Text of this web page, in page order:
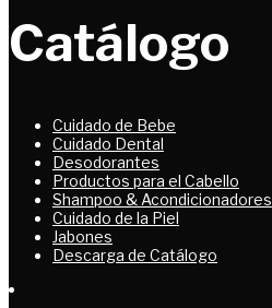
Catálogo
Cuidado de Bebe
Cuidado Dental
Desodorantes
Productos para el Cabello
Shampoo & Acondicionadores
Cuidado de la Piel
Jabones
Descarga de Catálogo